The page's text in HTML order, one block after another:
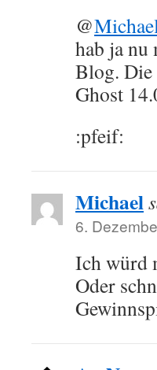
@
hab ja nu
Blog. Die
Ghost
:pfeif:
Michael
6.
Ich würd
Oder